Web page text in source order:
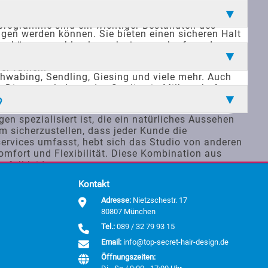
sind. Dazu gehören regelmäßige
Pflegeangebote können Kunden
sind ein wichtiger Bestandteil des
werden können. Sie bieten einen sicheren Halt
können problemlos schwimmen, laufen oder
und Vielseitigkeit sind wesentliche
fühlen.
Sendling, Giesing und viele mehr. Auch
Die zentrale Lage des Studios in Milbertshofen
München Zugang zu hochwertigen
spezialisiert ist, die ein natürliches Aussehen
sicherzustellen, dass jeder Kunde die
umfasst, hebt sich das Studio von anderen
und Flexibilität. Diese Kombination aus
leiden.
Kontakt
Adresse: Nietzschestr. 17
80807 München
Tel.: 089 / 32 79 93 15
Email: info@top-secret-hair-design.de
Öffnungszeiten: